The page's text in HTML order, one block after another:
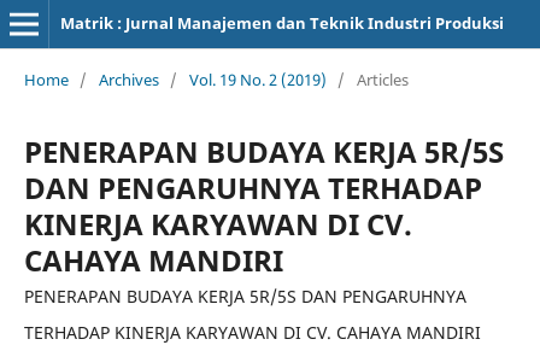
Matrik : Jurnal Manajemen dan Teknik Industri Produksi
Home / Archives / Vol. 19 No. 2 (2019) / Articles
PENERAPAN BUDAYA KERJA 5R/5S
DAN PENGARUHNYA TERHADAP
KINERJA KARYAWAN DI CV.
CAHAYA MANDIRI
PENERAPAN BUDAYA KERJA 5R/5S DAN PENGARUHNYA
TERHADAP KINERJA KARYAWAN DI CV. CAHAYA MANDIRI